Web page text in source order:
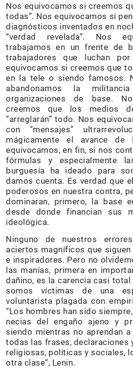
Nos equivocamos si creemos
todas”. Nos equivocamos si
diagnósticos inventados en
“verdad revelada”. Nos
trabajamos en un frente de
trabajadores que luchan
equivocamos si creemos que
en la tele o siendo famosos.
abandonamos la
organizaciones de base.
creemos que los medios
“arreglarán” todo. Nos
con “mensajes”
mágicamente el avance de
equivocamos, en fin, si nos
fórmulas y especialmente
burguesía ha ideado para
damos cuenta. Es verdad que
poderosos en nuestra contra,
dominaran, primero, la base
desde donde financian sus
ideológica.
Ninguno de nuestros
aciertos magníficos que
e inspiradores. Pero no
las manías, primera en
dañino, es la carencia casi
somos víctimas de una
voluntarista plagada con
“Los hombres han sido
necias del engaño ajeno y
siendo mientras no aprendan
todas las frases, declaraciones
religiosas, políticas y sociales,
otra clase”, Lenin.